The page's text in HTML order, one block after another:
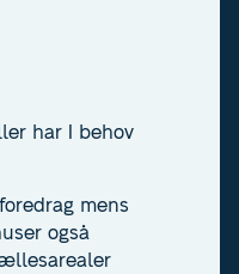
har I behov
mens
også